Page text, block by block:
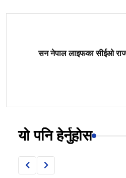
सन नेपाल लाइफका सीईओ
यो पनि हेर्नुहोस